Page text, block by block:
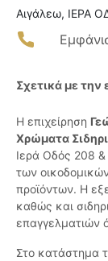
Αιγάλεω, ΙΕΡΑ
Σχετικά με την
Η επιχείρηση
Χρώματα
Ιερά Οδός 208 &
των
προϊόντων. Η
καθώς και
επαγγελματιών
Στο κατάστημα